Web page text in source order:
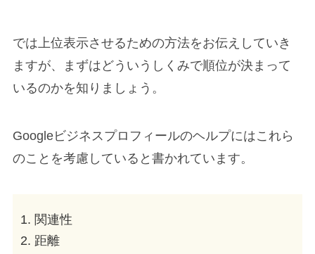
では上位表示させるための方法をお伝えしていき
ますが、まずはどういうしくみで順位が決まって
いるのかを知りましょう。
Googleビジネスプロフィールのヘルプにはこれら
のことを考慮していると書かれています。
関連性
距離